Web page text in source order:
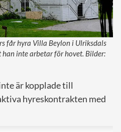
får hyra Villa Beylon i Ulriksdals
inte arbetar för hovet. Bilder:
är kopplade till
hyreskontrakten med